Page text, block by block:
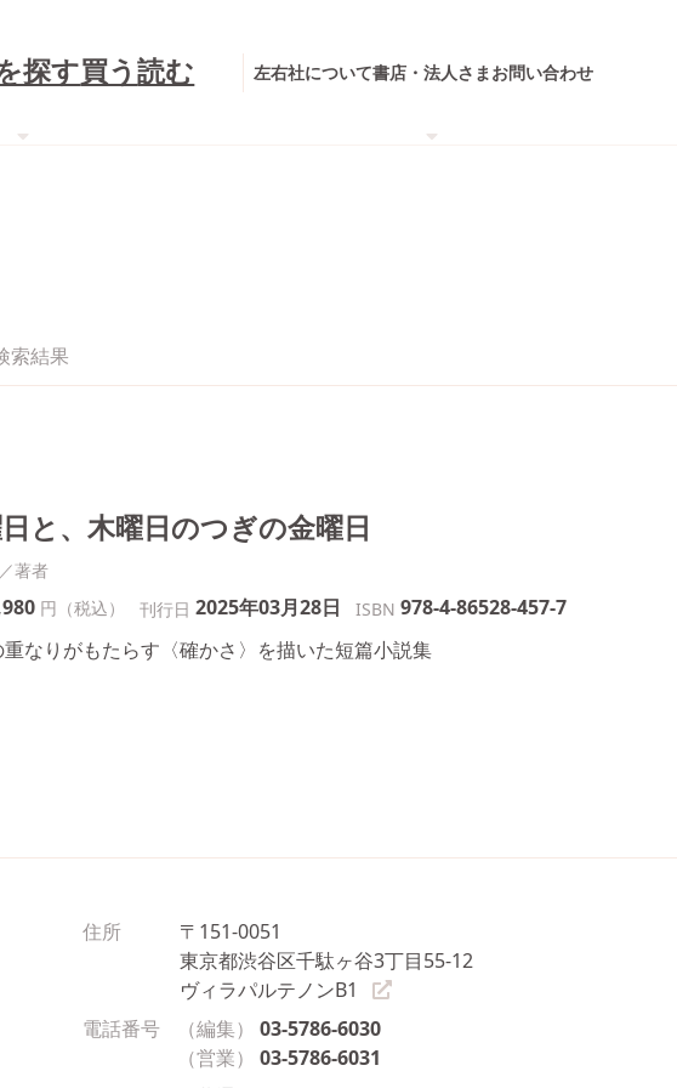
探す買う読む 左右社について書店・法人さまお問い合わせ
索結果
と、木曜日のつぎの金曜日
円（税込） 刊行日 2025年03月28日 ISBN 978-4-86528-457-7
重なりがもたらす〈確かさ〉を描いた短篇小説集
住所
〒151-0051
東京都渋谷区千駄ヶ谷3丁目55-12
ヴィラパルテノンB1
電話番号
（編集）
03-5786-6030
（営業）
03-5786-6031